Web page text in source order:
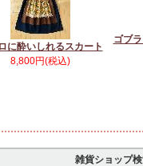
に酔いしれるスカート
8,800円(税込)
ゴブ
雑貨ショップ